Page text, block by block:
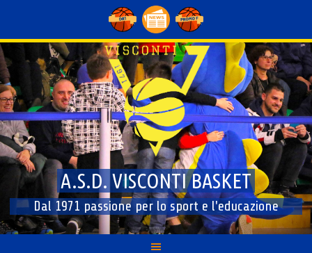
content
A.S.D. VISCONTI BASKET
Dal 1971 passione per lo sport e l'educazione